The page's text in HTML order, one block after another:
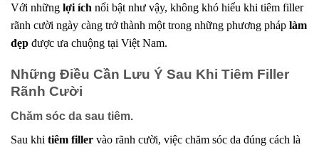
Với những lợi ích nổi bật như vậy, không khó hiểu khi tiêm filler
rãnh cười ngày càng trở thành một trong những phương pháp làm
đẹp được ưa chuộng tại Việt Nam.
Những Điều Cần Lưu Ý Sau Khi Tiêm Filler
Rãnh Cười
Chăm sóc da sau tiêm.
Sau khi tiêm filler vào rãnh cười, việc chăm sóc da đúng cách là